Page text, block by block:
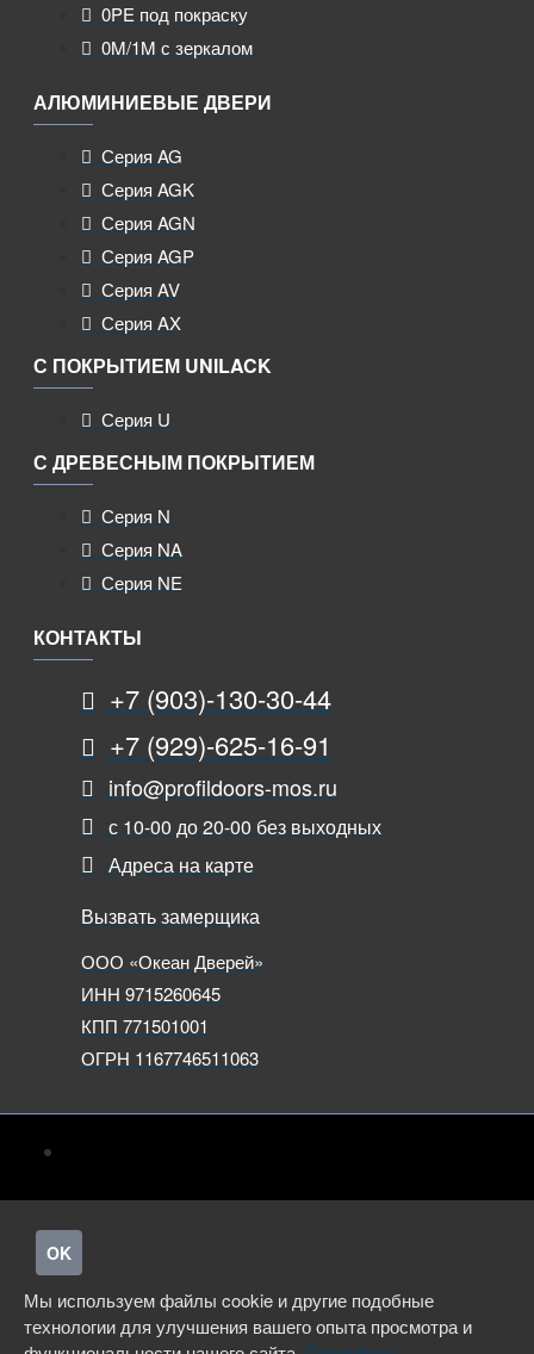
0PE под покраску
0M/1M с зеркалом
АЛЮМИНИЕВЫЕ ДВЕРИ
Серия AG
Серия AGK
Серия AGN
Серия AGP
Серия AV
Серия AX
С ПОКРЫТИЕМ UNILACK
Серия U
С ДРЕВЕСНЫМ ПОКРЫТИЕМ
Серия N
Серия NA
Серия NE
КОНТАКТЫ
+7 (903)-130-30-44
+7 (929)-625-16-91
info@profildoors-mos.ru
с 10-00 до 20-00 без выходных
Адреса на карте
Вызвать замерщика
ООО «Океан Дверей»
ИНН 9715260645
КПП 771501001
ОГРН 1167746511063
OK
Мы используем файлы cookie и другие подобные
технологии для улучшения вашего опыта просмотра и